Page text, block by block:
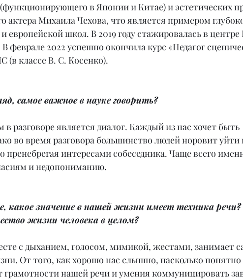
(функционирующего в Японии и Китае) и эстетических
актера Михаила Чехова, что является примером
европейской школ. В 2019 году стажировалась в центре
феврале 2022 успешно окончила курс «Педагог
(в классе В. С. Косенко).
самое важное в науке говорить?
разговоре является диалог. Каждый из нас хочет быть
во время разговора большинство людей норовит уйти
пренебрегая интересами собеседника. Чаще всего
и недопониманию.
какое значение в нашей жизни имеет техника
жизни человека в целом?
с дыханием, голосом, мимикой, жестами, занимает
От того, как хорошо нас слышно, насколько
грамотности нашей речи и умения коммуницировать